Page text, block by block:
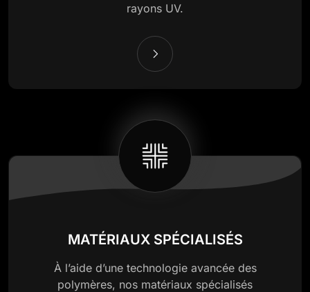
rayons UV.
MATÉRIAUX SPÉCIALISÉS
À l’aide d’une technologie avancée des
polymères, nos matériaux spécialisés